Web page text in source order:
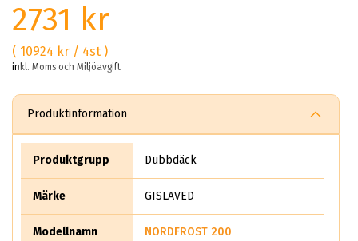
2731 kr
( 10924 kr / 4st )
inkl. Moms och Miljöavgift
Produktinformation
Produktgrupp Dubbdäck
Märke GISLAVED
Modellnamn NORDFROST 200